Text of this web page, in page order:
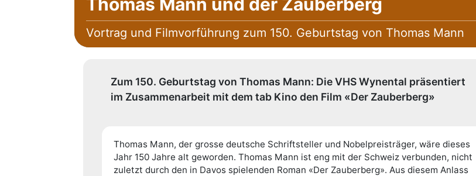
Vortrag und Filmvorführung zum 150. Geburtstag von Thomas Mann
Zum 150. Geburtstag von Thomas Mann: Die VHS Wynental präsentiert
im Zusammenarbeit mit dem tab Kino den Film «Der Zauberberg»
Thomas Mann, der grosse deutsche Schriftsteller und Nobelpreisträger, wäre dieses
Jahr 150 Jahre alt geworden. Thomas Mann ist eng mit der Schweiz verbunden, nicht
zuletzt durch den in Davos spielenden Roman «Der Zauberberg». Aus diesem Anlass